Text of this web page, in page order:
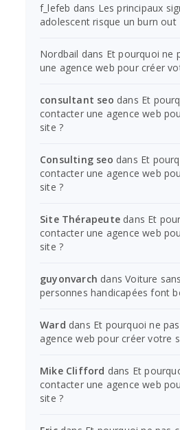
f_lefeb dans Les principaux
adolescent risque un burn out
Nordbail dans Et pourquoi ne
une agence web pour créer
consultant seo dans Et
contacter une agence web
site ?
Consulting seo dans Et
contacter une agence web
site ?
Site Thérapeute dans Et
contacter une agence web
site ?
guyonvarch dansVoiture
personnes handicapées font
Ward dans Et pourquoi ne
agence web pour créer votre
Mike Clifford dans Et
contacter une agence web
site ?